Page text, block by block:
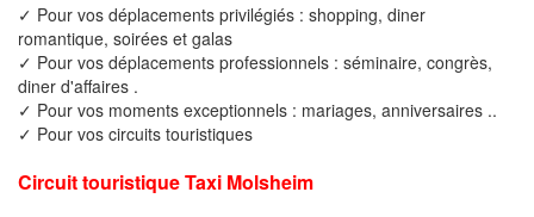
✓ Pour vos déplacements privilégiés : shopping, diner
romantique, soirées et galas
✓ Pour vos déplacements professionnels : séminaire, congrès,
diner d'affaires .
✓ Pour vos moments exceptionnels : mariages, anniversaires ..
✓ Pour vos circuits touristiques
Circuit touristique Taxi Molsheim